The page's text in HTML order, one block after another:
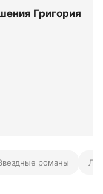
Григория
романы